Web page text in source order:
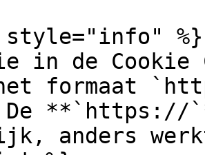
%}
in de Cookie
formaat
De
anders